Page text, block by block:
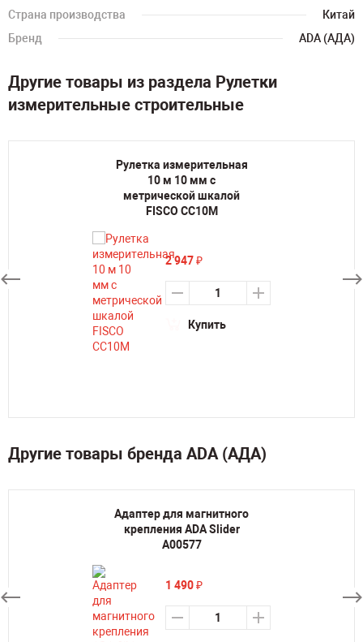
Страна производства
Китай
Бренд
ADA (АДА)
Другие товары из раздела Рулетки
измерительные строительные
Рулетка измерительная
10 м 10 мм с
метрической шкалой
FISCO CC10M
2 947₽
Купить
Другие товары бренда ADA (АДА)
Адаптер для магнитного
крепления ADA Slider
А00577
1 490₽